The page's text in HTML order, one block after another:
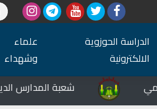
الدراسة الحوزوية
الالكترونية
علماء
وشهداء
شعبة المدارس